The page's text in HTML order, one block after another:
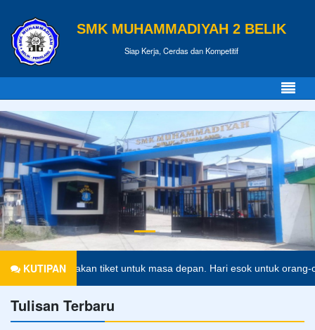
SMK MUHAMMADIYAH 2 BELIK
Siap Kerja, Cerdas dan Kompetitif
KUTIPAN
merupakan tiket untuk masa depan. Hari esok untuk orang-orang
Tulisan Terbaru